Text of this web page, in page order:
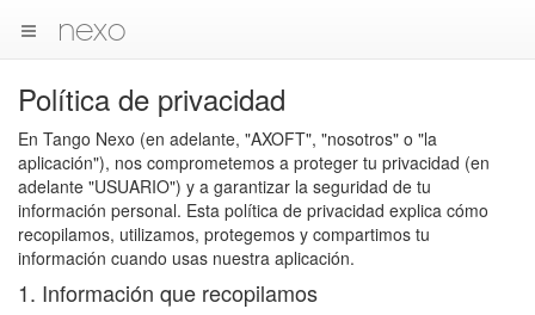
nexo
Política de privacidad
En Tango Nexo (en adelante, "AXOFT", "nosotros" o "la
aplicación"), nos comprometemos a proteger tu privacidad (en
adelante "USUARIO") y a garantizar la seguridad de tu
información personal. Esta política de privacidad explica cómo
recopilamos, utilizamos, protegemos y compartimos tu
información cuando usas nuestra aplicación.
1. Información que recopilamos